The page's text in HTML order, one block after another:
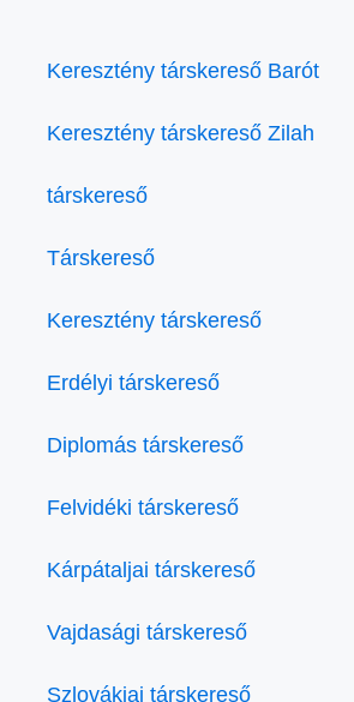
Keresztény társkereső Barót
Keresztény társkereső Zilah
társkereső
Társkereső
Keresztény társkereső
Erdélyi társkereső
Diplomás társkereső
Felvidéki társkereső
Kárpátaljai társkereső
Vajdasági társkereső
Szlovákiai társkereső